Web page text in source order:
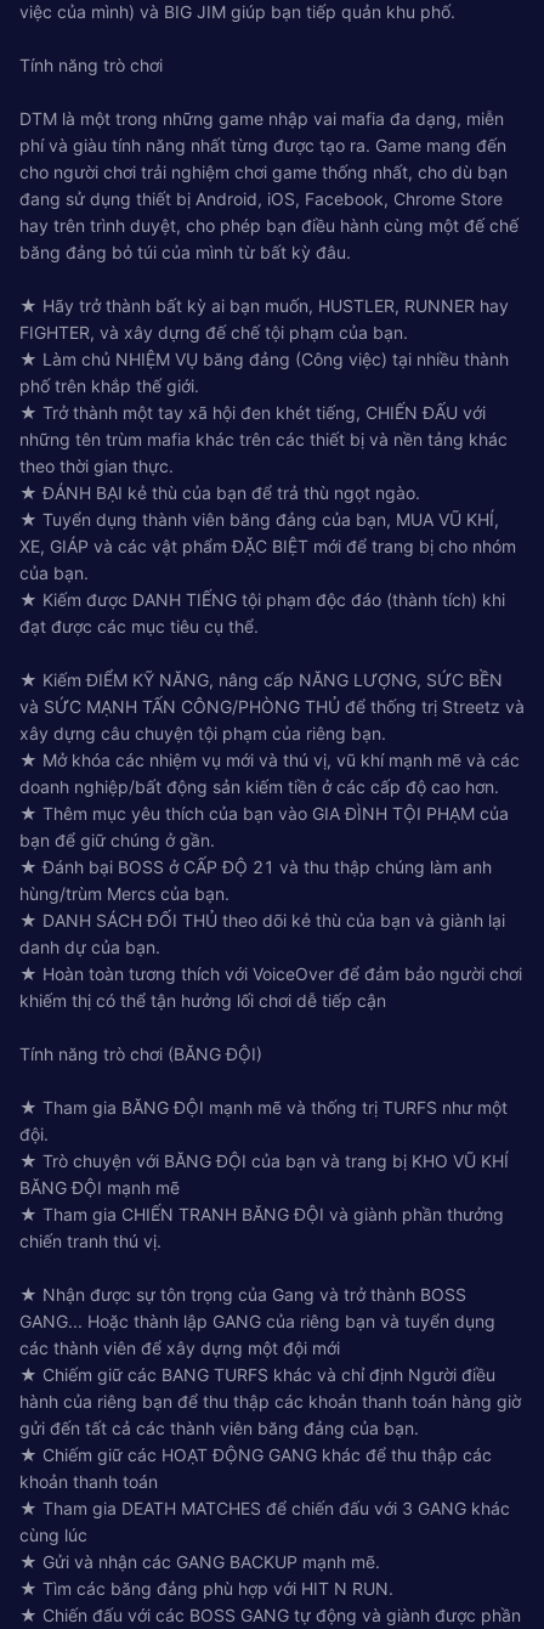
việc của mình) và BIG JIM giúp bạn tiếp quản khu phố.
Tính năng trò chơi
DTM là một trong những game nhập vai mafia đa dạng, miễn
phí và giàu tính năng nhất từng được tạo ra. Game mang đến
cho người chơi trải nghiệm chơi game thống nhất, cho dù bạn
đang sử dụng thiết bị Android, iOS, Facebook, Chrome Store
hay trên trình duyệt, cho phép bạn điều hành cùng một đế chế
băng đảng bỏ túi của mình từ bất kỳ đâu.
★ Hãy trở thành bất kỳ ai bạn muốn, HUSTLER, RUNNER hay
FIGHTER, và xây dựng đế chế tội phạm của bạn.
★ Làm chủ NHIỆM VỤ băng đảng (Công việc) tại nhiều thành
phố trên khắp thế giới.
★ Trở thành một tay xã hội đen khét tiếng, CHIẾN ĐẤU với
những tên trùm mafia khác trên các thiết bị và nền tảng khác
theo thời gian thực.
★ ĐÁNH BẠI kẻ thù của bạn để trả thù ngọt ngào.
★ Tuyển dụng thành viên băng đảng của bạn, MUA VŨ KHÍ,
XE, GIÁP và các vật phẩm ĐẶC BIỆT mới để trang bị cho nhóm
của bạn.
★ Kiếm được DANH TIẾNG tội phạm độc đáo (thành tích) khi
đạt được các mục tiêu cụ thể.
★ Kiếm ĐIỂM KỸ NĂNG, nâng cấp NĂNG LƯỢNG, SỨC BỀN
và SỨC MẠNH TẤN CÔNG/PHÒNG THỦ để thống trị Streetz và
xây dựng câu chuyện tội phạm của riêng bạn.
★ Mở khóa các nhiệm vụ mới và thú vị, vũ khí mạnh mẽ và các
doanh nghiệp/bất động sản kiếm tiền ở các cấp độ cao hơn.
★ Thêm mục yêu thích của bạn vào GIA ĐÌNH TỘI PHẠM của
bạn để giữ chúng ở gần.
★ Đánh bại BOSS ở CẤP ĐỘ 21 và thu thập chúng làm anh
hùng/trùm Mercs của bạn.
★ DANH SÁCH ĐỐI THỦ theo dõi kẻ thù của bạn và giành lại
danh dự của bạn.
★ Hoàn toàn tương thích với VoiceOver để đảm bảo người chơi
khiếm thị có thể tận hưởng lối chơi dễ tiếp cận
Tính năng trò chơi (BĂNG ĐỘI)
★ Tham gia BĂNG ĐỘI mạnh mẽ và thống trị TURFS như một
đội.
★ Trò chuyện với BĂNG ĐỘI của bạn và trang bị KHO VŨ KHÍ
BĂNG ĐỘI mạnh mẽ
★ Tham gia CHIẾN TRANH BĂNG ĐỘI và giành phần thưởng
chiến tranh thú vị.
★ Nhận được sự tôn trọng của Gang và trở thành BOSS
GANG... Hoặc thành lập GANG của riêng bạn và tuyển dụng
các thành viên để xây dựng một đội mới
★ Chiếm giữ các BANG TURFS khác và chỉ định Người điều
hành của riêng bạn để thu thập các khoản thanh toán hàng giờ
gửi đến tất cả các thành viên băng đảng của bạn.
★ Chiếm giữ các HOẠT ĐỘNG GANG khác để thu thập các
khoản thanh toán
★ Tham gia DEATH MATCHES để chiến đấu với 3 GANG khác
cùng lúc
★ Gửi và nhận các GANG BACKUP mạnh mẽ.
★ Tìm các băng đảng phù hợp với HIT N RUN.
★ Chiến đấu với các BOSS GANG tự động và giành được phần